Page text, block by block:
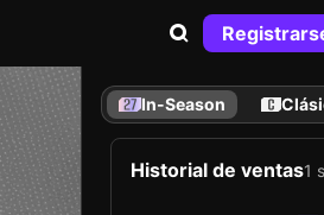
In-Season
Historial de ventas1